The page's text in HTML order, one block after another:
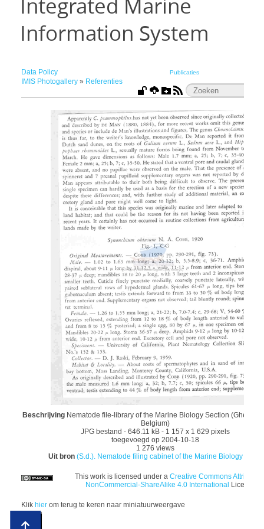
Integrated Marine
Information System
Data Policy Publicaties
IMIS Photogallery» Referenties
Beschrijving Nematode file-library of the Marine Biology Section (Ghent
Belgium)
JPG bestand - 646.11 kB - 1 157 x 1 629 pixels
toegevoegd op 2004-10-18
1 276 views
Uit bron (S.d.). Nematode filing cabinet of the Marine Biology Sec...
This work is licensed under a Creative Commons
NonCommercial-ShareAlike 4.0 International License
Klik hierom terug te keren naar miniatuurweergave